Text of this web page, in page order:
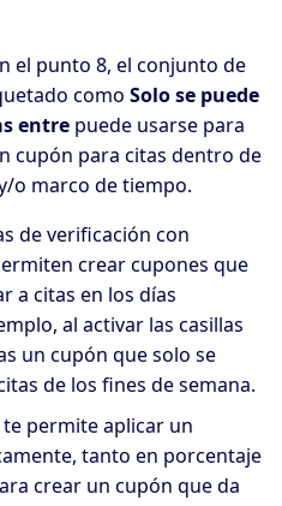
el punto 8, el conjunto de
como Solo se puede
entrepuede usarse para
cupón para citas dentro de
o marco de tiempo.
de verificación con
crear cupones que
a citas en los días
al activar las casillas
un cupón que solo se
de los fines de semana.
permite aplicar un
tanto en porcentaje
crear un cupón que da